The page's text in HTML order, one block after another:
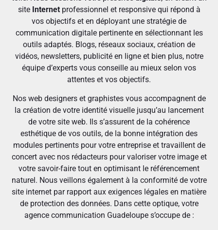
site Internetprofessionnel et responsive qui répond à
vos objectifs et en déployant une stratégie de
communication digitale pertinente en sélectionnant les
outils adaptés. Blogs, réseaux sociaux, création de
vidéos, newsletters, publicité en ligne et bien plus, notre
équipe d’experts vous conseille au mieux selon vos
attentes et vos objectifs.
Nos web designers et graphistes vous accompagnent de
la création de votre identité visuelle jusqu’au lancement
de votre site web. Ils s’assurent de la cohérence
esthétique de vos outils, de la bonne intégration des
modules pertinents pour votre entreprise et travaillent de
concert avec nos rédacteurs pour valoriser votre image et
votre savoir-faire tout en optimisant le référencement
naturel. Nous veillons également à la conformité de votre
site internet par rapport aux exigences légales en matière
de protection des données. Dans cette optique, votre
agence communication Guadeloupe s’occupe de :